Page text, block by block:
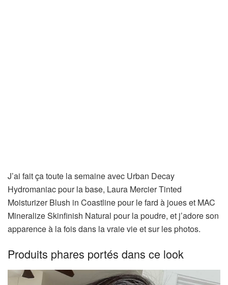
J’ai fait ça toute la semaine avec Urban Decay
Hydromaniac pour la base, Laura Mercier Tinted
Moisturizer Blush in Coastline pour le fard à joues et MAC
Mineralize Skinfinish Natural pour la poudre, et j’adore son
apparence à la fois dans la vraie vie et sur les photos.
Produits phares portés dans ce look